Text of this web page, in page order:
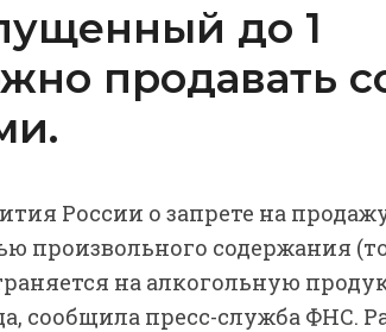
до 1
продавать
России о запрете на
произвольного содержания
на алкогольную
сообщила пресс-служба ФНС.